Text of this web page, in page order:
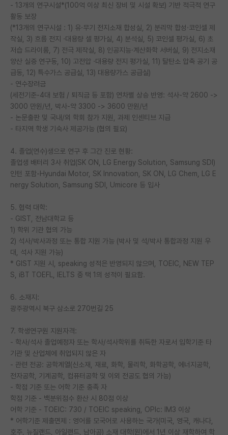
- 13개의 연구시설*(100억 이상 최신 장비 및 시설 확보) 기반 적극적 연구
활동 보장
(*13개의 연구시설 : 1) 유·무기 전지소재 합성실, 2) 분리막 합성·코인셀 제
작실, 3) 흐름 전지 ·대용량 셀 평가실, 4) 분석실, 5) 코인셀 평가실, 6) 초
저습 드라이룸, 7) 전극 제작실, 8) 인공지능·계산화학 서버실, 9) 전지소재
양산 실증 연구동, 10) 고전압 ·대용량 전지 평가실, 11) 탈탄소 압축 공기 공
급동, 12) 특수가스 공급실, 13) 대용량가스 공급실)
- 연수장려금
(세전기준-4대 보험 / 퇴직금 등 포함) 연차별 상승 반영: 석사-약 2600 ->
3000 만원/년, 박사-약 3300 -> 3600 만원/년
- 논문출판 및 국내/외 학회 참가 지원, 과제 인센티브 지급
- 타지역 학생 기숙사 제공가능 (협의 필요)
4. 졸업(연수)생으로 연구 후 그간 진로 현황:
졸업생 배터리 3사 취업(SK ON, LG Energy Solution, Samsung SDI)
인턴 포함-Hyundai Motor, SK Innovation, SK ON, LG Chem, LG E
nergy Solution, Samsung SDI, Umicore 등 입사
5. 협력 대학:
- GIST, 전남대학교 등
1) 학위 기관 협의 가능
2) 석사/박사과정 또는 통합 지원 가능 (박사 및 석/박사 통합과정 지원 우
대, 석사 지원 가능)
* GIST 지원 시, speaking 성적은 반영되지 않으며, TOEIC, NEW TEP
S, iBT TOEFL, IELTS 중 택 1의 성적이 필요함.
6. 소재지:
광주광역시 북구 삼소로 270번길 25
7. 학생연구원 지원자격:
- 학사/석사 졸업예정자 또는 학사/석사학위를 취득한 자로서 입학기준 타
기관 및 산업체에 취업되지 않은 자
- 관련 전공: 공학계열(신소재, 재료, 화학, 물리학, 화학공학, 에너지공학,
전자공학, 기계공학, 컴퓨터공학 및 이외 전공도 협의 가능)
- 학점 기준 또는 어학 기준 충족 자
학점 기준 - 백분위점수 환산 시 80점 이상
어학 기준 - TOEIC: 730 / TOEIC speaking, OPIc: IM3 이상
* 어학기준 제출면제 : 영어를 모국어로 사용하는 국가(미국, 영국, 캐나다,
호주, 뉴질랜드, 아일랜드, 남아공) 소재 대학(원)에서 1년 이상 재학하여 학